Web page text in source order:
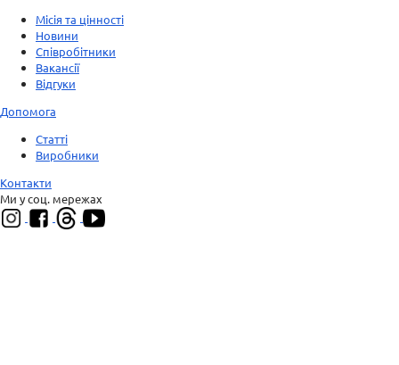
Місія та цінності
Новини
Співробітники
Вакансії
Відгуки
Допомога
Статті
Виробники
Контакти
Ми у соц. мережах